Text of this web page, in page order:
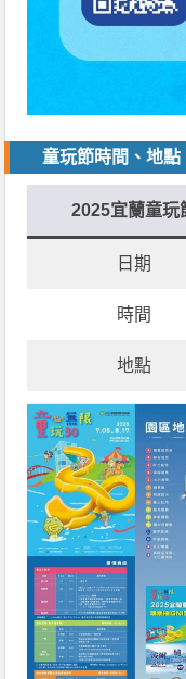
童玩節時間、地點
2025宜蘭童玩
日期
時間
地點